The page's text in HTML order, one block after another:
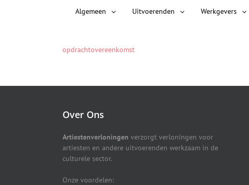
Algemeen Uitvoerenden Werkgevers
opdrachtovereenkomst
Over Ons
Artiestenverloningen verzorgt verloningen voor
artiesten en andere uitvoerenden werkzaam in de
culturele sector.
Onze voordelen: